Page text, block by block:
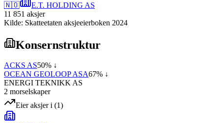
🇳🇴
E.T. HOLDING AS
11 851 aksjer
Kilde: Skatteetaten aksjeeierboken 2024
Konsernstruktur
ACKS AS50% ↓
OCEAN GEOLOOP ASA67% ↓
ENERGI TEKNIKK AS
2 morselskaper
Eier aksjer i (1)